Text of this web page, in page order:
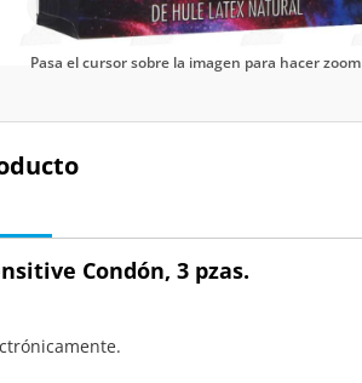
Pasa el cursor sobre la imagen para hacer zoom
Condón, 3 pzas.